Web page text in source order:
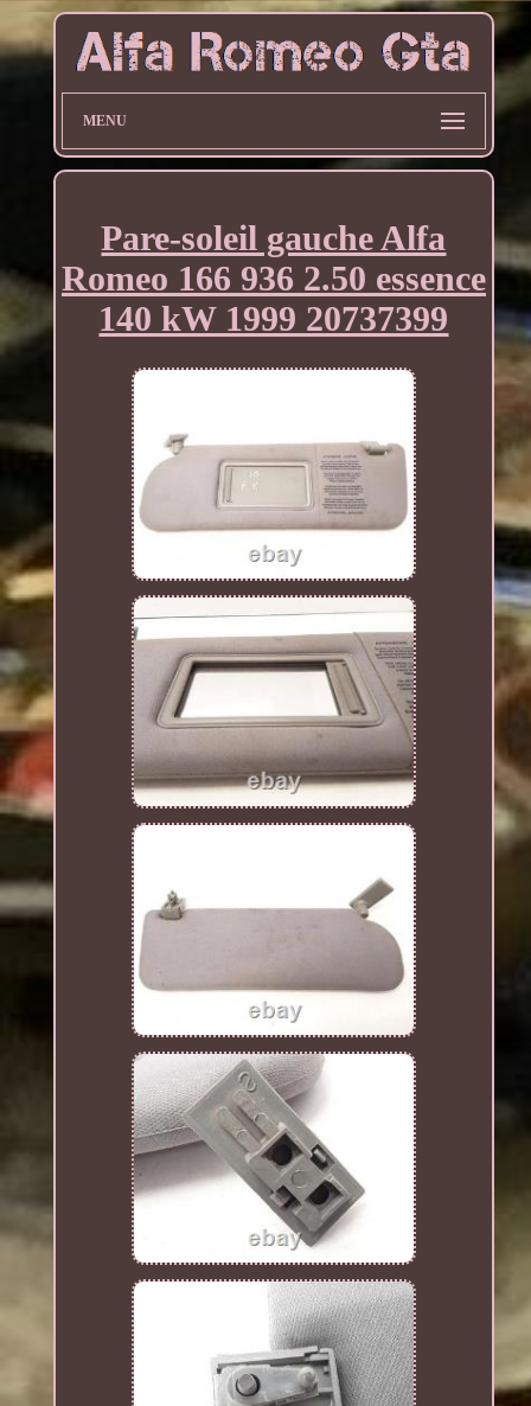
MENU
Pare-soleil gauche Alfa
Romeo 166 936 2.50 essence
140 kW 1999 20737399